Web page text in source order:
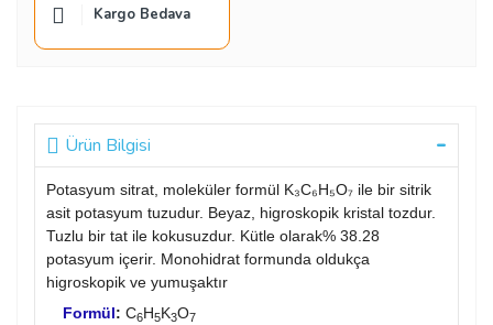
Kargo Bedava
Ürün Bilgisi
Potasyum sitrat, moleküler formül K₃C₆H₅O₇ ile bir sitrik
asit potasyum tuzudur. Beyaz, higroskopik kristal tozdur.
Tuzlu bir tat ile kokusuzdur. Kütle olarak% 38.28
potasyum içerir. Monohidrat formunda oldukça
higroskopik ve yumuşaktır
Formül: C6H5K3O7